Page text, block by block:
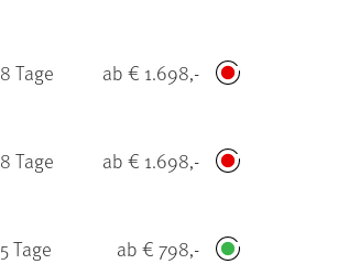
8 Tage ab € 1.698,-
8 Tage ab € 1.698,-
5 Tage ab € 798,-